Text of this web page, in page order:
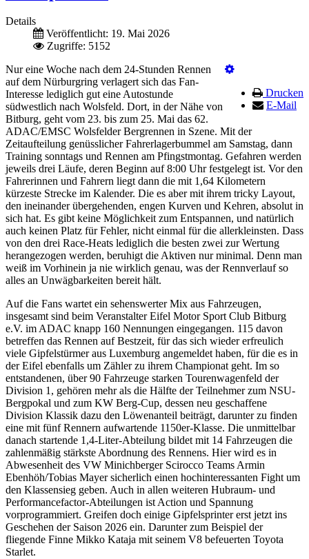
Details
Veröffentlicht: 19. Mai 2026
Zugriffe: 5152
Drucken
E-Mail
Nur eine Woche nach dem 24-Stunden Rennen
auf dem Nürburgring verlagert sich das Fan-
Interesse lediglich gut eine Autostunde
südwestlich nach Wolsfeld. Dort, in der Nähe von
Bitburg, geht vom 23. bis zum 25. Mai das 62.
ADAC/EMSC Wolsfelder Bergrennen in Szene. Mit der
Zeitaufteilung genüsslicher Fahrerlagerbummel am Samstag, dann
Training sonntags und Rennen am Pfingstmontag. Gefahren werden
jeweils drei Läufe, deren Beginn auf 8:00 Uhr festgelegt ist. Vor den
Fahrerinnen und Fahrern liegt dann die mit 1,64 Kilometern
kürzeste Strecke im Kalender. Die es aber mit ihrem tricky Layout,
den ineinander übergehenden, engen Kurven und Kehren, absolut in
sich hat. Es gibt keine Möglichkeit zum Entspannen, und natürlich
auch keinen Platz für Fehler, nicht einmal für die allerkleinsten. Dass
von den drei Race-Heats lediglich die besten zwei zur Wertung
herangezogen werden, beruhigt die Aktiven nur minimal. Denn man
weiß im Vorhinein ja nie wirklich genau, was der Rennverlauf so
alles an Unwägbarkeiten bereit hält.
Auf die Fans wartet ein sehenswerter Mix aus Fahrzeugen,
insgesamt sind beim Veranstalter Eifel Motor Sport Club Bitburg
e.V. im ADAC knapp 160 Nennungen eingegangen. 115 davon
betreffen das Rennen auf Bestzeit, für das sich wieder erfreulich
viele Gipfelstürmer aus Luxemburg angemeldet haben, für die es in
der Eifel ebenfalls um Zähler zu ihrem Championat geht. Im so
entstandenen, über 90 Fahrzeuge starken Tourenwagenfeld der
Division 1, gehören mehr als die Hälfte der Teilnehmer zum NSU-
Bergpokal und zum KW Berg-Cup, dessen neu geschaffene
Division Klassik dazu den Löwenanteil beiträgt, darunter zu finden
eine mit fünf Rennern aufwartende 1150er-Klasse. Die unmittelbar
danach startende 1,4-Liter-Abteilung bildet mit 14 Fahrzeugen die
zahlenmäßig stärkste Abordnung des Rennens. Hier wird es in
Abwesenheit des VW Minichberger Scirocco Teams Armin
Ebenhöh/Tobias Mayer sicherlich einen hochinteressanten Fight um
den Klassensieg geben. Auch in allen weiteren Hubraum- und
Performancefactor-Abteilungen ist Action und Spannung
vorprogrammiert. Greifen doch einige Gipfelsprinter erst jetzt ins
Geschehen der Saison 2026 ein. Darunter zum Beispiel der
fliegende Finne Mikko Kataja mit seinem V8 befeuerten Toyota
Starlet.